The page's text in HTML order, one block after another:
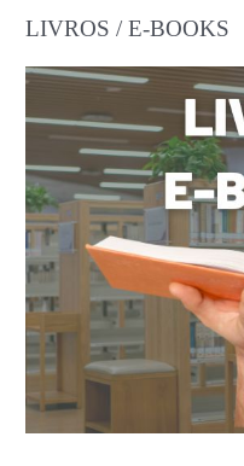
LIVROS / E-BOOKS